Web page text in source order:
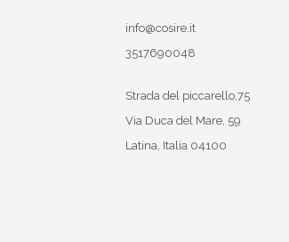
info@cosire.it
3517690048
Strada del piccarello,75
Via Duca del Mare, 59
Latina, Italia 04100